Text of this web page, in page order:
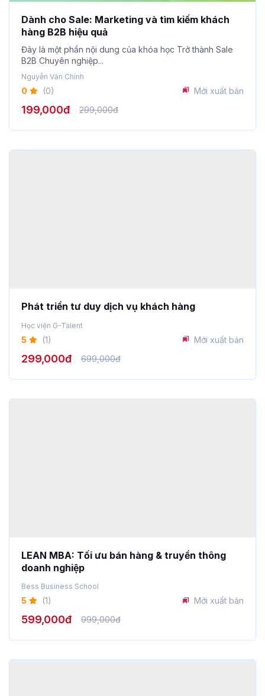
Dành cho Sale: Marketing và tìm kiếm khách
hàng B2B hiệu quả
Đây là một phần nội dung của khóa học Trở thành Sale
B2B Chuyên nghiệp...
Nguyễn Văn Chính
0 (0) Mới xuất bản
199,000đ 299,000đ
Phát triển tư duy dịch vụ khách hàng
(1)
299,000đ
doanh nghiệp
Bess Business School
5 (1)
599,000đ